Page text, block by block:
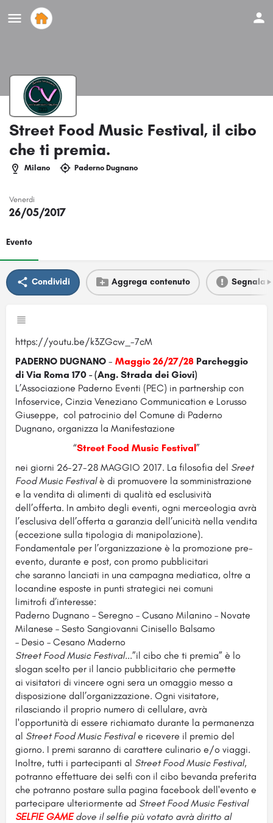
Street Food Music Festival, il cibo
che ti premia.
Milano Paderno Dugnano
Venerdi
26/05/2017
Evento
Condividi Aggrega contenuto Segnala
https://youtu.be/k3ZGcw_-7cM
PADERNO DUGNANO - Maggio 26/27/28 Parcheggio
di Via Roma 170 - (Ang. Strada dei Giovi)
L’Associazione Paderno Eventi (PEC) in partnership con
Infoservice, Cinzia Veneziano Communication e Lorusso
Giuseppe, col patrocinio del Comune di Paderno
Dugnano, organizza la Manifestazione
“Street Food Music Festival”
nei giorni 26-27-28 MAGGIO 2017. La filosofia del Sreet
Food Music Festivalè di promuovere la somministrazione
e la vendita di alimenti di qualità ed esclusività
dell’offerta. In ambito degli eventi, ogni merceologia avrà
l’esclusiva dell’offerta a garanzia dell’unicità nella vendita
(eccezione sulla tipologia di manipolazione).
Fondamentale per l’organizzazione è la promozione pre-
evento, durante e post, con promo pubblicitari
che saranno lanciati in una campagna mediatica, oltre a
locandine esposte in punti strategici nei comuni
limitrofi d’interesse:
Paderno Dugnano – Seregno – Cusano Milanino – Novate
Milanese – Sesto Sangiovanni Cinisello Balsamo
– Desio – Cesano Maderno
Street Food Music Festival...”il cibo che ti premia” è lo
slogan scelto per il lancio pubblicitario che permette
ai visitatori di vincere ogni sera un omaggio messo a
disposizione dall’organizzazione. Ogni visitatore,
rilasciando il proprio numero di cellulare, avrà
l'opportunità di essere richiamato durante la permanenza
al Street Food Music Festivale ricevere il premio del
giorno. I premi saranno di carattere culinario e/o viaggi.
Inoltre, tutti i partecipanti al Street Food Music Festival,
potranno effettuare dei selfi con il cibo bevanda preferita
che potranno postare sulla pagina facebook dell'evento e
partecipare ulteriormente ad Street Food Music Festival
SELFIE GAMEdove il selfie più votato avrà diritto al